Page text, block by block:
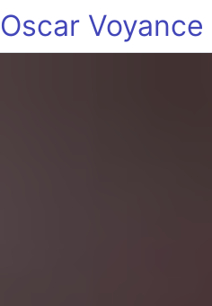
Oscar Voyance